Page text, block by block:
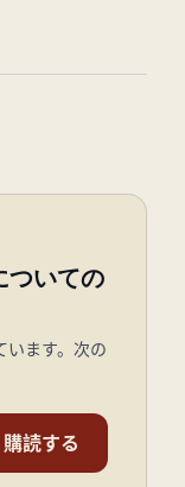
ついての
います。次の
購読する